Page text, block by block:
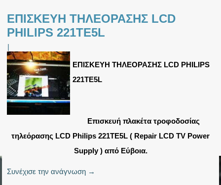
ΕΠΙΣΚΕΥΗ ΤΗΛΕΟΡΑΣΗΣ LCD
PHILIPS 221TE5L
|
ΕΠΙΣΚΕΥΗ ΤΗΛΕΟΡΑΣΗΣ LCD PHILIPS
221TE5L
Επισκευή πλακέτα τροφοδοσίας
τηλεόρασης LCD Philips 221TE5L ( Repair LCD TV Power
Supply ) από Εύβοια.
Συνέχισε την ανάγνωση →